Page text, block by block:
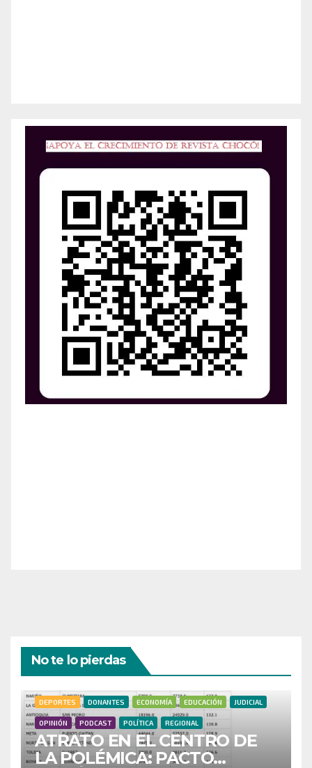
No te lo pierdas
DEPORTES DONANTES ECONOMÍA EDUCACIÓN JUDICIAL
OPINIÓN PODCAST POLÍTICA REGIONAL
ATRATO EN EL CENTRO DE
LA POLÉMICA: PACTO